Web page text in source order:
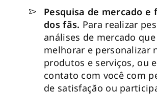
Pesquisa de mercado e
dos fãs. Para realizar
análises de mercado
melhorar e personalizar
produtos e serviços, ou
contato com você com
de satisfação ou